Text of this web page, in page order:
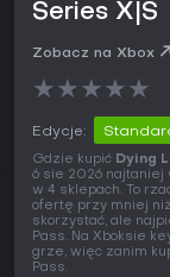
Series X|S
Zobacz na Xbox
★★★★★
Edycje:
Gdzie kupić Dying
6 sie 2026 najtaniej
w 4 sklepach. To
ofertę przy mniej
skorzystać, ale
Pass. Na Xboksie
grze, więc zanim
Pass.